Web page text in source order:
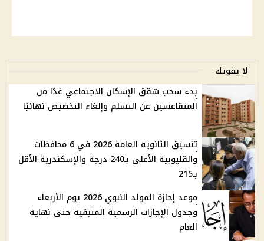
لا يفوتك
بدء سحب شقق الإسكان الاجتماعي غدًا من
المتقاعسين عن التسلم وإلغاء التخصيص نهائيًا
تنسيق الثانوية العامة 2026 في 6 محافظات
والقليوبية الأعلى بـ240 درجة والإسكندرية الأقل
بـ215
موعد إجازة المولد النبوي 2026 يوم الأربعاء
وجدول الإجازات الرسمية المتبقية حتى نهاية
العام